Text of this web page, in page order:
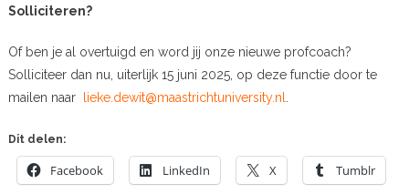
Solliciteren?
Of ben je al overtuigd en word jij onze nieuwe profcoach?
Solliciteer dan nu, uiterlijk 15 juni 2025, op deze functie door te
mailen naar lieke.dewit@maastrichtuniversity.nl.
Dit delen:
Facebook LinkedIn X Tumblr